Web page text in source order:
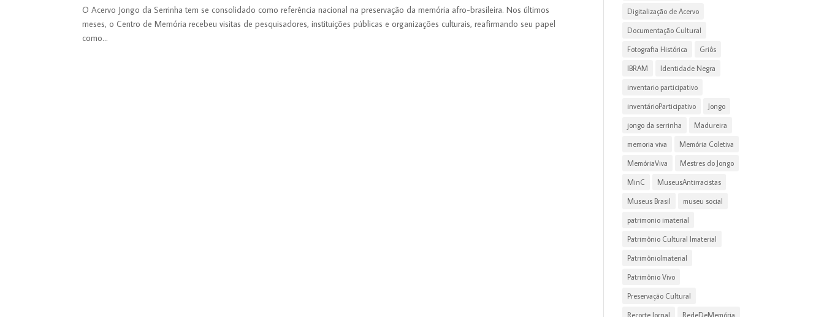
O Acervo Jongo da Serrinha tem se consolidado como referência nacional na preservação da memória afro-brasileira. Nos últimos
meses, o Centro de Memória recebeu visitas de pesquisadores, instituições públicas e organizações culturais, reafirmando seu papel
como...
Digitalização de Acervo
Documentação Cultural
Fotografia Histórica Griôs
IBRAM Identidade Negra
inventario participativo
inventárioParticipativo Jongo
jongo da serrinha Madureira
memoria viva Memória Coletiva
MemóriaViva Mestres do Jongo
MinC MuseusAntirracistas
Museus Brasil museu social
patrimonio imaterial
Patrimônio Cultural Imaterial
PatrimônioImaterial
Patrimônio Vivo
Preservação Cultural
Recorte Jornal RedeDeMemória